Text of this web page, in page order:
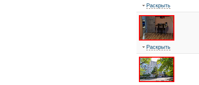
Раскрыть
Раскрыть